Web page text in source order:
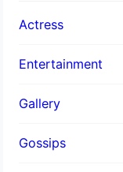
Actress
Entertainment
Gallery
Gossips